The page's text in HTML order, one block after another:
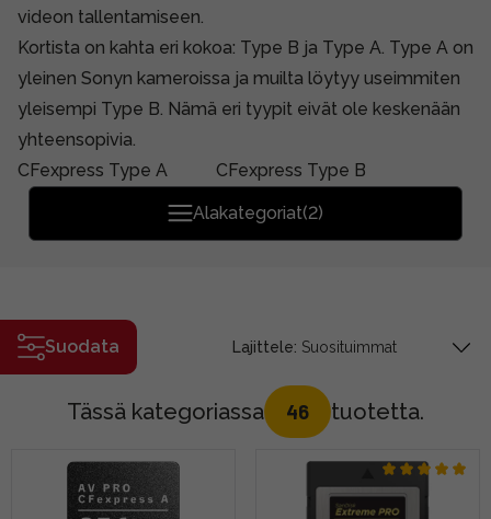
Alakategoriat(2)
videon tallentamiseen.
Kortista on kahta eri kokoa: Type B ja Type A. Type A on
yleinen Sonyn kameroissa ja muilta löytyy useimmiten
yleisempi Type B. Nämä eri tyypit eivät ole keskenään
yhteensopivia.
CFexpress Type A
CFexpress Type B
Suodata Lajittele:
Tässä kategoriassa 46 tuotetta.